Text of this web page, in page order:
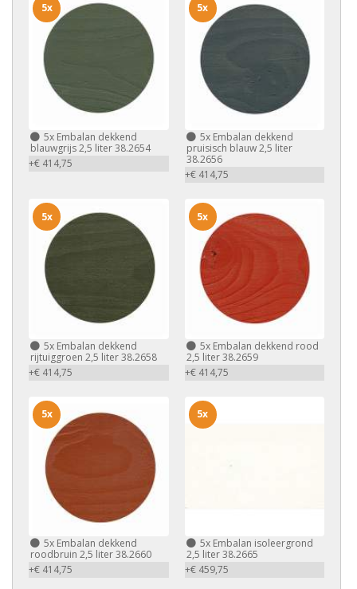
5x Embalan dekkend
blauwgrijs 2,5 liter 38.2654
+€ 414,75
5x
5xEmbalan dekkend
pruisisch blauw 2,5 liter
38.2656
+€ 414,75
5x
5x Embalan dekkend
rijtuiggroen 2,5 liter 38.2658
+€ 414,75
5x
5xEmbalan dekkend rood
2,5 liter 38.2659
+€ 414,75
5x
5x Embalan dekkend
roodbruin 2,5 liter 38.2660
+€ 414,75
5x
5xEmbalan isoleergrond
2,5 liter 38.2665
+€ 459,75
5x